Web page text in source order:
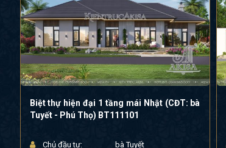
Biệt thự hiện đại 1 tầng mái Nhật (CĐT: bà
Tuyết - Phú Thọ) BT111101
Chủ đầu tư:
bà Tuyết